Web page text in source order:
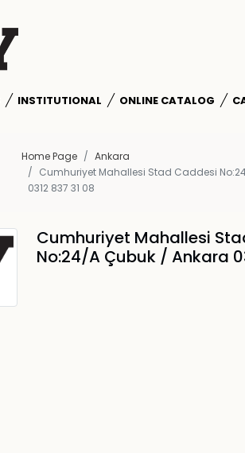
INSTITUTIONAL ONLINE CATALOG
Home Page
Ankara
Cumhuriyet Mahallesi Stad Caddesi
0312 837 31 08
Cumhuriyet Mahallesi
No:24/A Çubuk / Ankara